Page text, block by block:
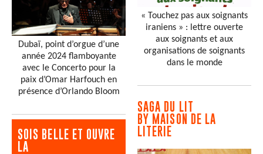
Dubaï, point d’orgue d’une
année 2024 flamboyante
avec le Concerto pour la
paix d’Omar Harfouch en
présence d’Orlando Bloom
SOIS BELLE ET OUVRE
LA
« Touchez pas aux soignants
iraniens » : lettre ouverte
aux soignants et aux
organisations de soignants
dans le monde
SAGA DU LIT
BY MAISON DE LA
LITERIE